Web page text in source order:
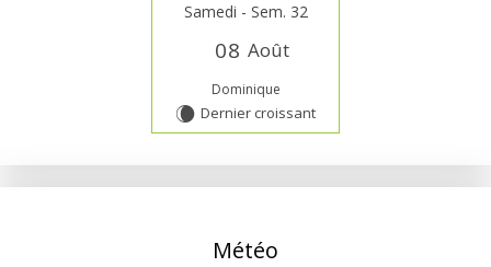
Samedi - Sem. 32
08 Août
Dominique
W Dernier croissant
Météo